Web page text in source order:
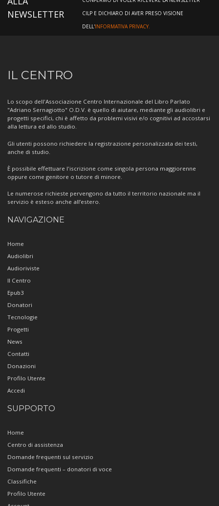
NEWSLETTER
CILP E DICHIARO DI AVER PRESO VISIONE
DELL'INFORMATIVA PRIVACY.
Informazioni
sul
Centro
IL CENTRO
Lo scopo dell'Associazione Centro Internazionale del Libro Parlato
"Adriano Sernagiotto" O.D.V. è quello di aiutare, mediante gli audiolibri e
progetti specifici, chi è affetto da problemi visivi e/o cognitivi ad accostarsi
alla lettura ed allo studio.
Gli utenti possono richiedere la registrazione personalizzata dei testi,
anche di studio.
È possibile effettuare l'iscrizione come singola persona maggiorenne
oppure come genitore o tutore di minore.
Le numerose richieste pervengono da tutto il territorio nazionale ma il
servizio è esteso anche all’estero.
NAVIGAZIONE
Home
Audiolibri
Audioriviste
Il Centro
Epub3
Donatori
Tecnologie
Progetti
News
Contatti
Donazioni
Profilo Utente
Accedi
SUPPORTO
Home
Centro di assistenza
Domande frequenti sul servizio
Domande frequenti – donatori di voce
Classifiche
Profilo Utente